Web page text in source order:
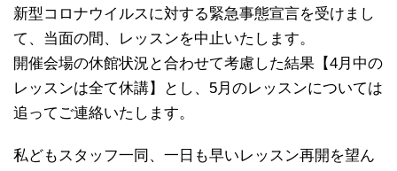
新型コロナウイルスに対する緊急事態宣言を受けまし
て、当面の間、レッスンを中止いたします。
開催会場の休館状況と合わせて考慮した結果【4月中の
レッスンは全て休講】とし、5月のレッスンについては
追ってご連絡いたします。
私どもスタッフ一同、一日も早いレッスン再開を望ん